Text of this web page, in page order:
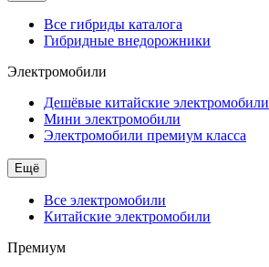
Все гибриды каталога
Гибридные внедорожники
Электромобили
Дешёвые китайские электромобили
Мини электромобили
Электромобили премиум класса
Ещё
Все электромобили
Китайские электромобили
Премиум